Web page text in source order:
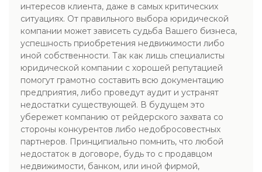
интересов клиента, даже в самых критических
ситуациях. От правильного выбора юридической
компании может зависеть судьба Вашего бизнеса,
успешность приобретения недвижимости либо
иной собственности. Так как лишь специалисты
юридической компании с хорошей репутацией
помогут грамотно составить всю документацию
предприятия, либо проведут аудит и устранят
недостатки существующей. В будущем это
убережет компанию от рейдерского захвата со
стороны конкурентов либо недобросовестных
партнеров. Принципиально помнить, что любой
недостаток в договоре, будь то с продавцом
недвижимости, банком, или иной фирмой,